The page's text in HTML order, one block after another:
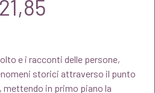
21,85
attuale
e i racconti delle persone,
storici attraverso il punto
in primo piano la